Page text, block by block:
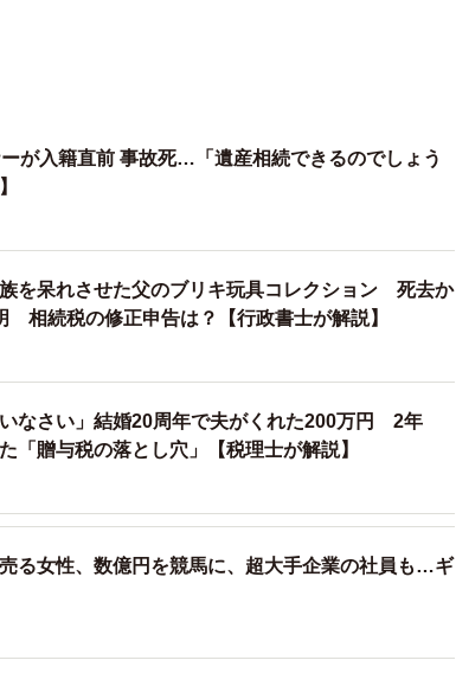
も含まれています。部活動に伴って必要な費用で
なります。ただし学校等が資料等で業者からの購
ます。
認められる可能性もありますが、この場合は学校が
るとは考えにくいです。贈与税が気になるのであれ
の専門家に詳細を確認するといいでしょう。
年以上の税理士事務所勤務を経て令和5年1月に独
担当。現在は、社労士や司法書士ともチームを組
ものに」をモットーに活動している。私生活では
が入籍直前 事故死…「遺産相続できるのでしょう
族を呆れさせた父のブリキ玩具コレクション 死去か
相続税の修正申告は？【行政書士が解説】
いなさい」結婚20周年で夫がくれた200万円 2年
「贈与税の落とし穴」【税理士が解説】
る女性、数億円を競馬に、超大手企業の社員も…ギ